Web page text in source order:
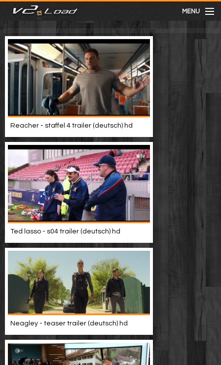
MENU
meist gesehen
neuste
kategorien
Menu
mit facebook anmelden
Informationen
Video suchen
Reacher - staffel 4 trailer (deutsch) hd
Ted lasso - s04 trailer (deutsch) hd
Neagley - teaser trailer (deutsch) hd